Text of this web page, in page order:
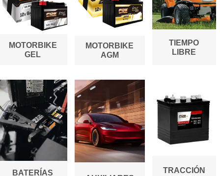
MOTORBIKE
GEL
MOTORBIKE
AGM
TIEMPO
LIBRE
BATERÍAS
TRACCIÓN